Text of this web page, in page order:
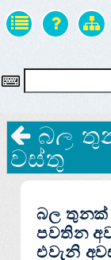
බල
වස්තු
බල තුනක්
පවතින
එවැනි